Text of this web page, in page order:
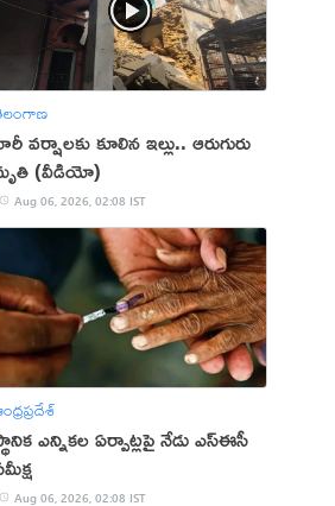
వర్షాలకు కూలిన ఇల్లు.. ఆరుగురు
(వీడియో)
Aug 06, 2026, 02:08 IST
ఎన్నికల ఏర్పాట్లపై నేడు ఎస్ఈసీ
Aug 06, 2026, 02:08 IST